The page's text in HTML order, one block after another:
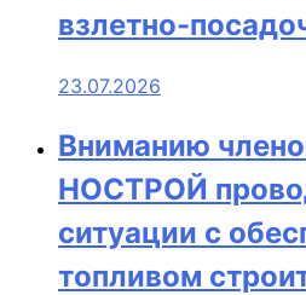
взлетно-
23.07.2026
Вниманию
НОСТРОЙ
ситуации с
топливом